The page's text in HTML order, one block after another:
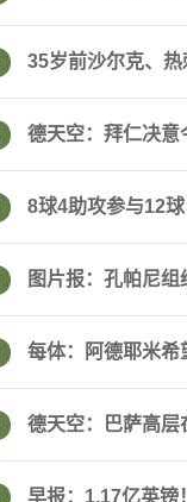
35岁前沙尔克、
德天空：拜仁决意
8球4助攻参与12
图片报：孔帕尼
每体：阿德耶米希
德天空：巴萨高层
早报：1.17亿英镑